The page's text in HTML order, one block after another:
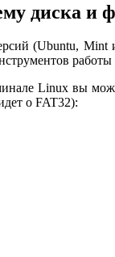
диска и
(Ubuntu, Mint
работы
Linux вы
о FAT32):